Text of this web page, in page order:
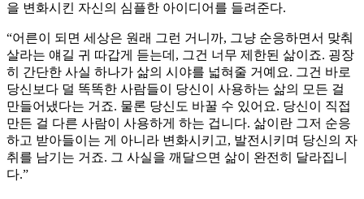
을 변화시킨 자신의 심플한 아이디어를 들려준다.
“어른이 되면 세상은 원래 그런 거니까, 그냥 순응하면서 맞춰
살라는 얘길 귀 따갑게 듣는데, 그건 너무 제한된 삶이죠. 굉장
히 간단한 사실 하나가 삶의 시야를 넓혀줄 거예요. 그건 바로
당신보다 덜 똑똑한 사람들이 당신이 사용하는 삶의 모든 걸
만들어냈다는 거죠. 물론 당신도 바꿀 수 있어요. 당신이 직접
만든 걸 다른 사람이 사용하게 하는 겁니다. 삶이란 그저 순응
하고 받아들이는 게 아니라 변화시키고, 발전시키며 당신의 자
취를 남기는 거죠. 그 사실을 깨달으면 삶이 완전히 달라집니
다.”